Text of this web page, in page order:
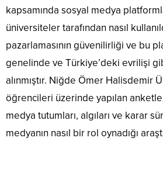
kapsamında sosyal medya
üniversiteler tarafından nasıl
pazarlamasının güvenilirliği ve bu
genelinde ve Türkiye’deki evrilişi
alınmıştır. Niğde Ömer Halisdemir
öğrencileri üzerinde yapılan
medya tutumları, algıları ve karar
medyanın nasıl bir rol oynadığı